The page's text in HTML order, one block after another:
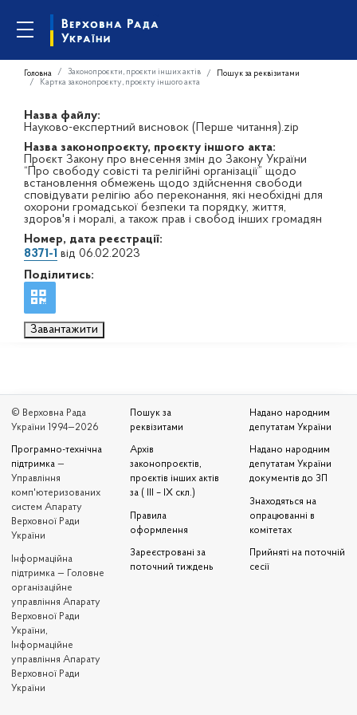
Головна Законопроєкти, проєкти інших актів
Пошук за реквізитами
Картка законопроєкту, проєкту іншого акта
Назва файлу:
Науково-експертний висновок (Перше читання).zip
Назва законопроєкту, проєкту іншого акта:
Проєкт Закону про внесення змін до Закону України
“Про свободу совісті та релігійні організації” щодо
встановлення обмежень щодо здійснення свободи
сповідувати релігію або переконання, які необхідні для
охорони громадської безпеки та порядку, життя,
здоров'я і моралі, а також прав і свобод інших громадян
Номер, дата реєстрації:
8371-1 від 06.02.2023
Поділитись:
Завантажити
© Верховна Рада
України 1994—2026
Програмно-технічна
підтримка —
Управління
комп'ютеризованих
систем Апарату
Верховної Ради
України
Iнформаційна
підтримка — Головне
організаційне
управління Апарату
Верховної Ради
України,
Інформаційне
управління Апарату
Верховної Ради
України
Пошук за
реквізитами
Архів
законопроєктів,
проєктів інших актів
за ( III – IX скл.)
Правила
оформлення
Зареєстровані за
поточний тиждень
Надано народним
депутатам України
Надано народним
депутатам України
документів до ЗП
Знаходяться на
опрацюванні в
комітетах
Прийняті на поточній
сесії